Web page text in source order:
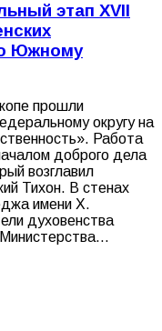
этап XVII
Южному
прошли
округу на
Работа
доброго дела
возглавил
Тихон. В стенах
имени Х.
духовенства
Министерства…